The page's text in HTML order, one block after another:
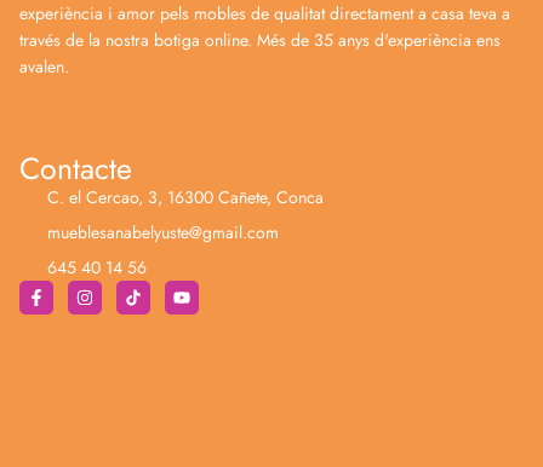
experiència i amor pels mobles de qualitat directament a casa teva a
través de la nostra botiga online. Més de 35 anys d'experiència ens
avalen.
Contacte
C. el Cercao, 3, 16300 Cañete, Conca
mueblesanabelyuste@gmail.com
645 40 14 56